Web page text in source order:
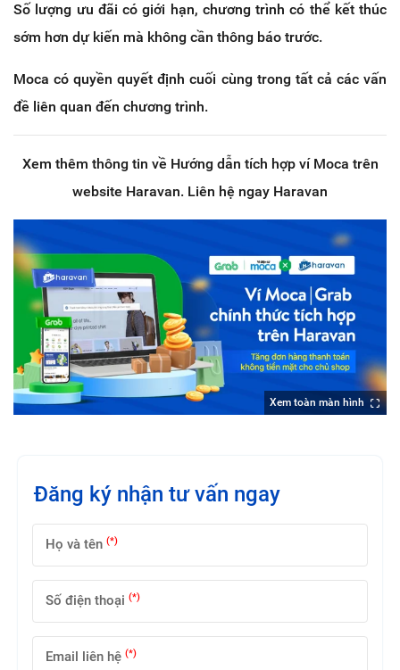
Số lượng ưu đãi có giới hạn, chương trình có thể kết thúc
sớm hơn dự kiến mà không cần thông báo trước.
Moca có quyền quyết định cuối cùng trong tất cả các vấn
đề liên quan đến chương trình.
Xem thêm thông tin về Hướng dẫn tích hợp ví Moca trên
website Haravan. Liên hệ ngay Haravan
Xem toàn màn hình
Đăng ký nhận tư vấn ngay
Họ và tên (*)
Số điện thoại (*)
Email liên hệ (*)